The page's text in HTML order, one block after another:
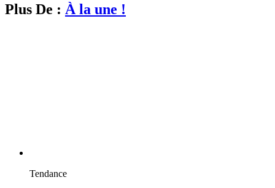
Plus De : À la une !
Tendance